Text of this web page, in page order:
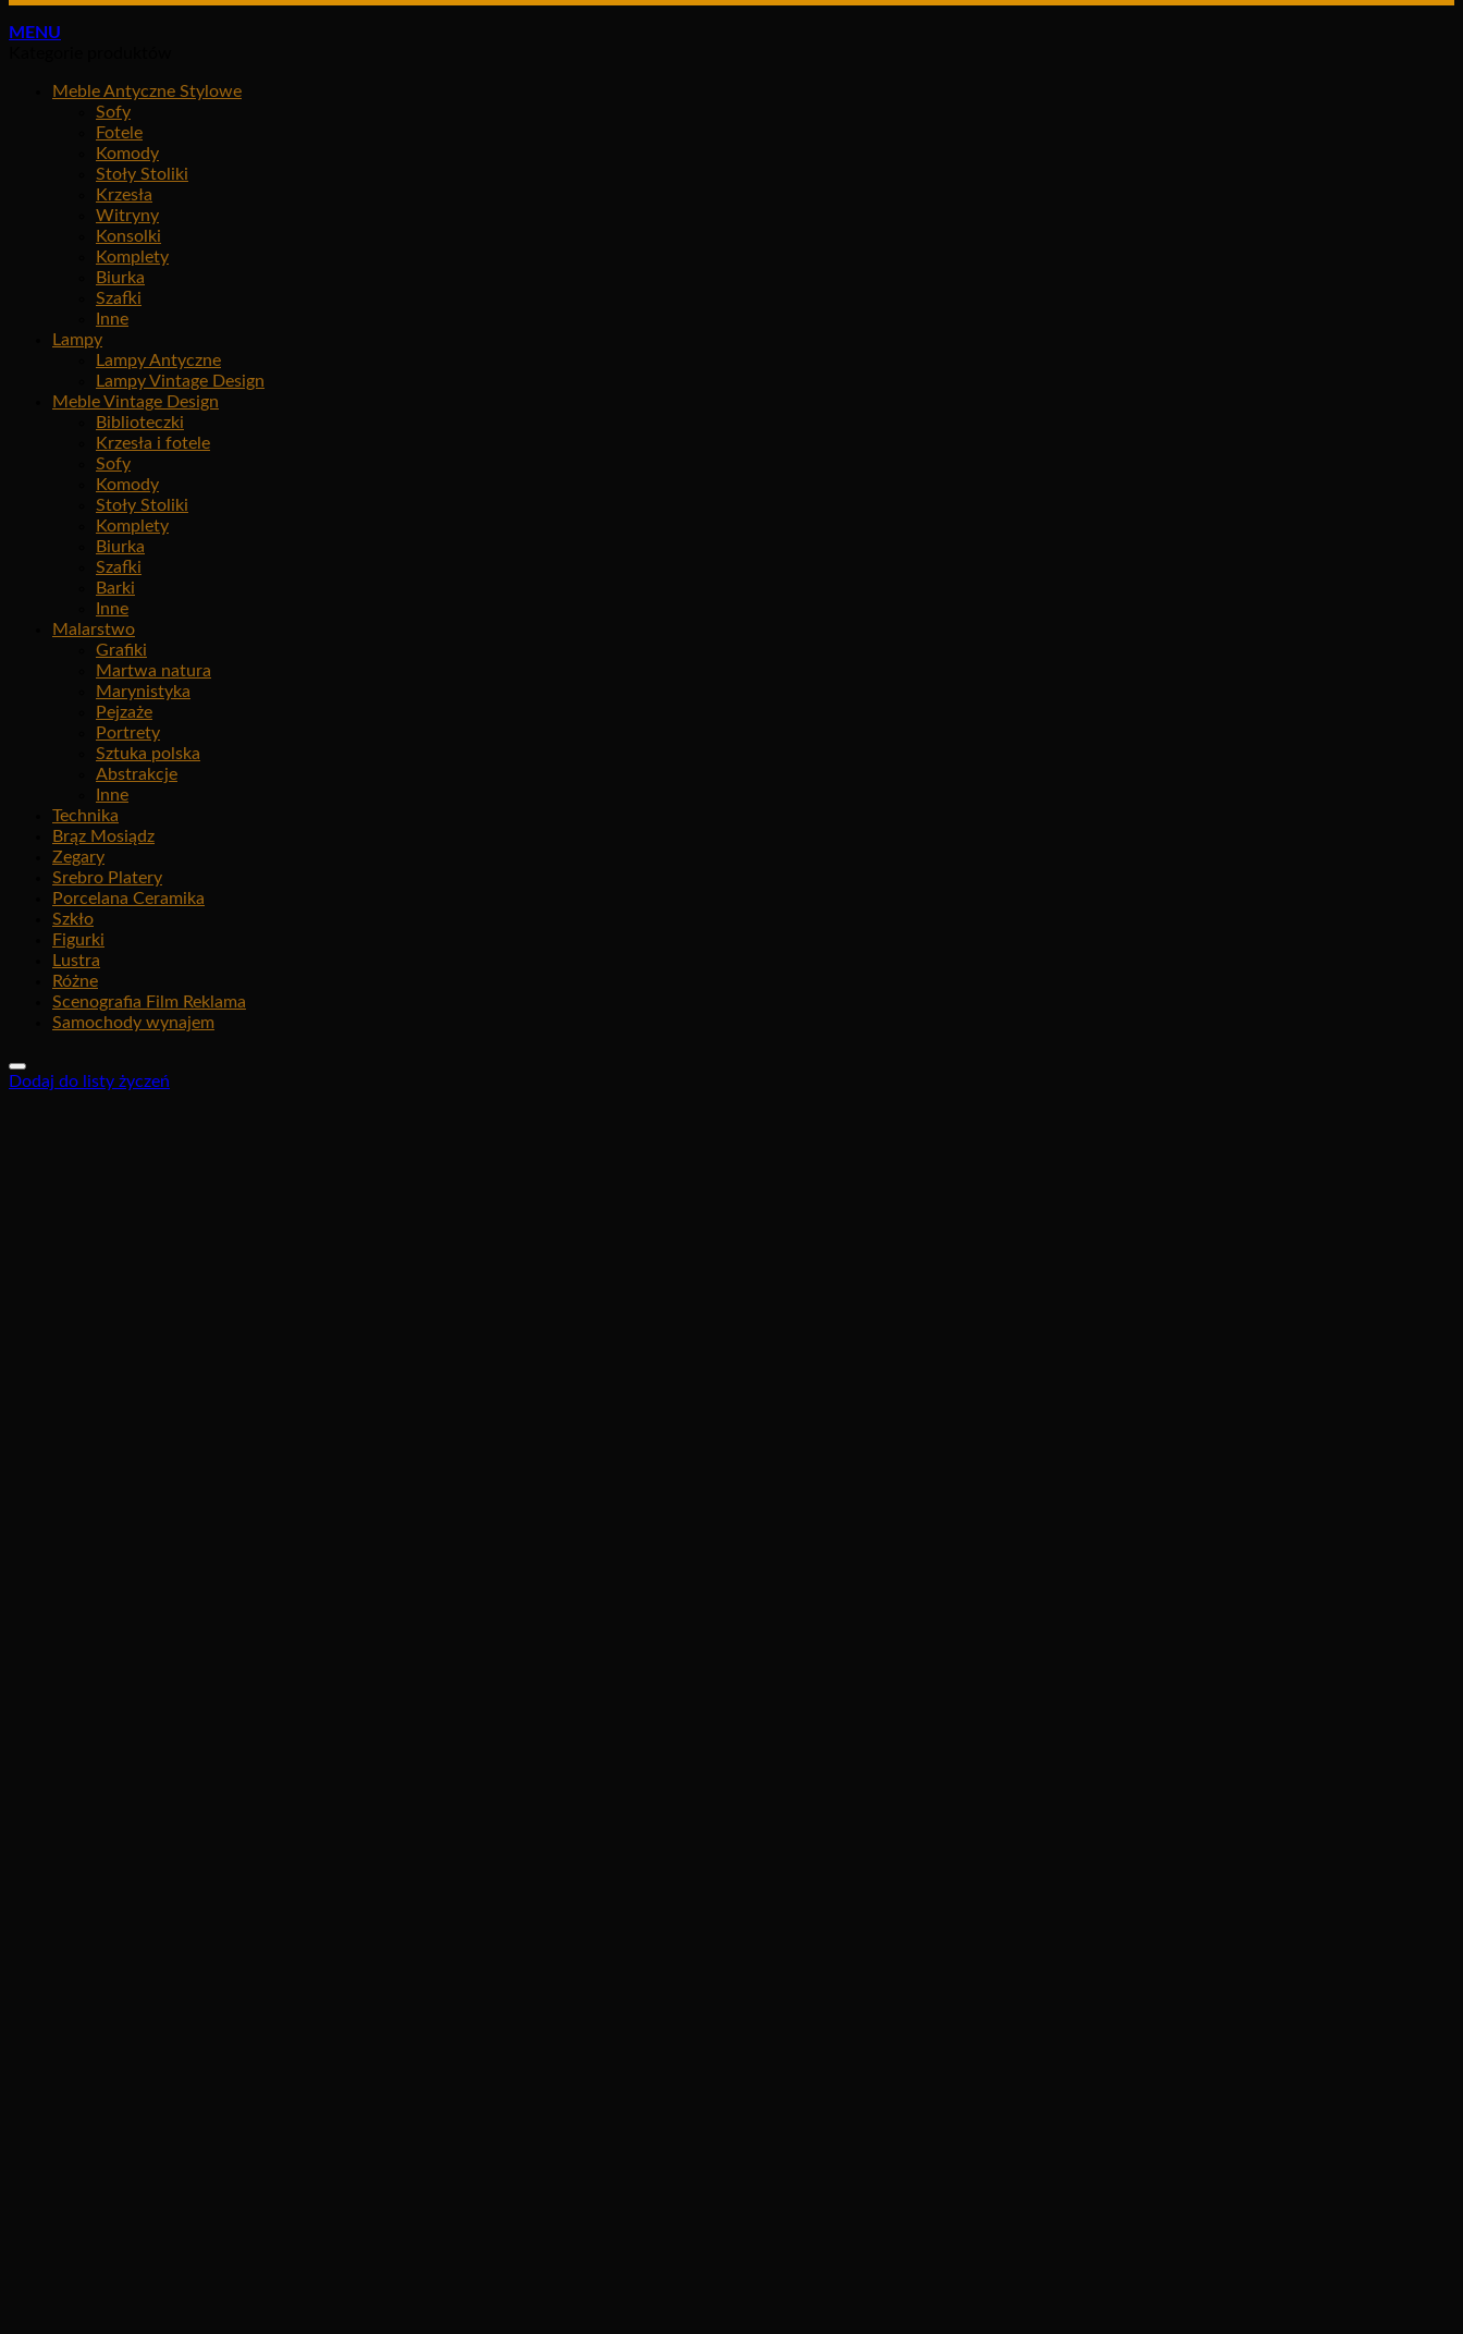
MENU
Meble Antyczne Stylowe
Sofy
Fotele
Komody
Stoły Stoliki
Krzesła
Witryny
Konsolki
Komplety
Biurka
Szafki
Inne
Lampy
Lampy Antyczne
Lampy Vintage Design
Meble Vintage Design
Biblioteczki
Krzesła i fotele
Sofy
Komody
Stoły Stoliki
Komplety
Biurka
Szafki
Barki
Inne
Malarstwo
Grafiki
Martwa natura
Marynistyka
Pejzaże
Portrety
Sztuka polska
Abstrakcje
Inne
Technika
Brąz Mosiądz
Zegary
Srebro Platery
Porcelana Ceramika
Szkło
Figurki
Lustra
Różne
Scenografia Film Reklama
Samochody wynajem
Dodaj do listy życzeń